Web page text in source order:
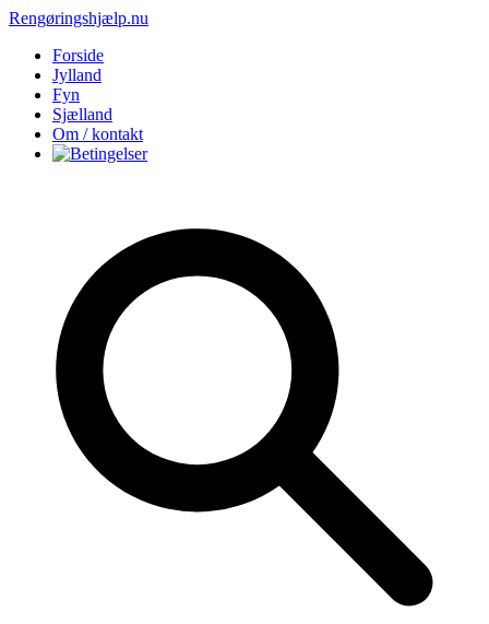
Rengøringshjælp.nu
Forside
Jylland
Fyn
Sjælland
Om / kontakt